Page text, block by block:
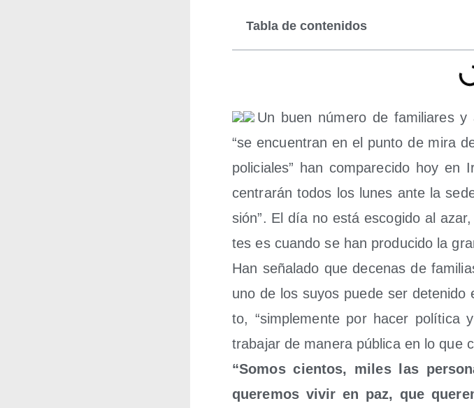
Tabla de contenidos
Un buen núme­ro de fami­lia­res
“se encuen­tran en el pun­to de mira
poli­cia­les” han com­pa­re­ci­do hoy
cen­tra­rán todos los lunes ante la
sión”. El día no está esco­gi­do al
tes es cuan­do se han pro­du­ci­do la
Han seña­la­do que dece­nas de
uno de los suyos pue­de ser
to, “sim­ple­men­te por hacer polí­ti­ca
tra­ba­jar de mane­ra públi­ca en lo que
“Somos cien­tos, miles las
que­re­mos vivir en paz, que